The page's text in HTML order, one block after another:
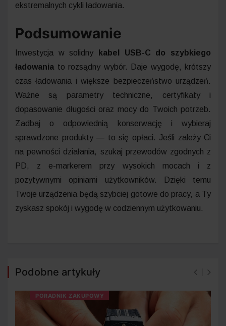
ekstremalnych cykli ładowania.
Podsumowanie
Inwestycja w solidny
kabel USB-C do szybkiego
ładowania to rozsądny wybór. Daje wygodę, krótszy
czas ładowania i większe bezpieczeństwo urządzeń.
Ważne są parametry techniczne, certyfikaty i
dopasowanie długości oraz mocy do Twoich potrzeb.
Zadbaj o odpowiednią konserwację i wybieraj
sprawdzone produkty — to się opłaci. Jeśli zależy Ci
na pewności działania, szukaj przewodów zgodnych z
PD, z e-markerem przy wysokich mocach i z
pozytywnymi opiniami użytkowników. Dzięki temu
Twoje urządzenia będą szybciej gotowe do pracy, a Ty
zyskasz spokój i wygodę w codziennym użytkowaniu.
Podobne artykuły
PORADNIK ZAKUPOWY